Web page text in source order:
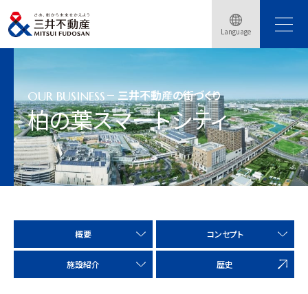
Language
トップページ 事業紹介
柏の葉スマートシティ
OUR BUSINESS 三井不動産の街づくり
柏の葉スマートシティ
概要 コンセプト
施設紹介 歴史